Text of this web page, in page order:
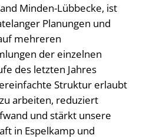
Minden-Lübbecke, ist
Planungen und
mehreren
der einzelnen
des letzten Jahres
Struktur erlaubt
arbeiten, reduziert
und stärkt unsere
in Espelkamp und